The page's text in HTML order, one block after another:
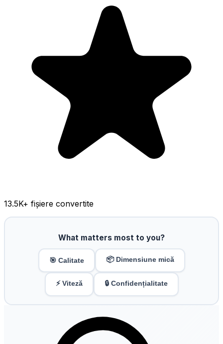
13.5K+ fișiere convertite
What matters most to you?
🎯 Calitate 📦 Dimensiune mică
⚡ Viteză 🔒 Confidențialitate